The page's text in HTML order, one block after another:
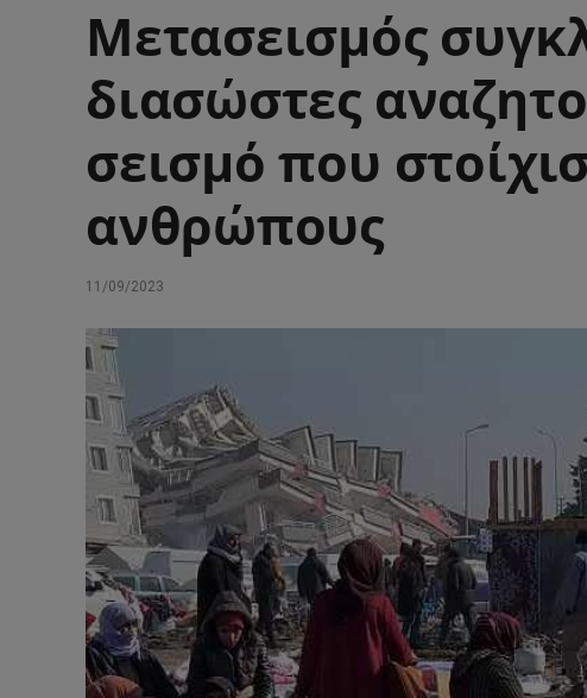
Μετασεισμός
διασώστες
σεισμό που
ανθρώπους
11/09/2023